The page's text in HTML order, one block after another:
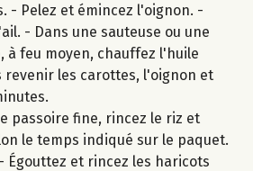
- Pelez et émincez l'oignon. -
- Dans une sauteuse ou une
à feu moyen, chauffez l'huile
revenir les carottes, l'oignon et
passoire fine, rincez le riz et
le temps indiqué sur le paquet.
- Égouttez et rincez les haricots